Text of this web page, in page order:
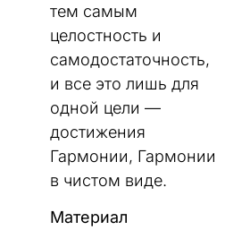
тем самым
целостность и
самодостаточность,
и все это лишь для
одной цели —
достижения
Гармонии, Гармонии
в чистом виде.
Материал